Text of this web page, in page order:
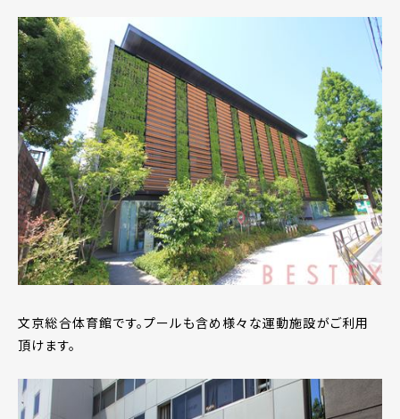
文京総合体育館です。プールも含め様々な運動施設がご利用
頂けます。